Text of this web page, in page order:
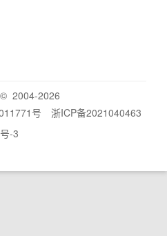
© 2004-2026
号
浙ICP备2021040463
号-3